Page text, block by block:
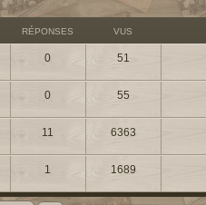
RÉPONSES VUS
0 51
0 55
11 6363
1 1689